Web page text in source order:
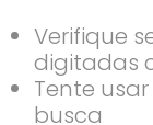
Verifique
digitadas
Tente
busca